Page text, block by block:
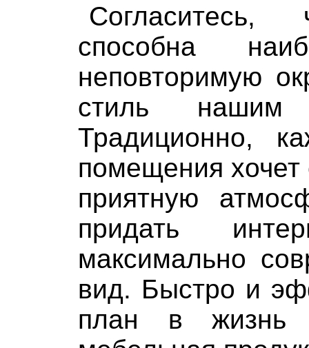
способна
неповторимую
стиль нашим
Традиционно,
помещения хочет
приятную
придать
максимально
вид. Быстро и
план в жизнь